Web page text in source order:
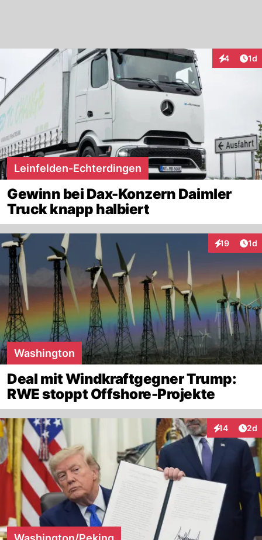
4 1d
Leinfelden-Echterdingen
Gewinn bei Dax-Konzern Daimler
Truck knapp halbiert
19 1d
Washington
Deal mit Windkraftgegner Trump:
RWE stoppt Offshore-Projekte
14
Interaktionen
2d